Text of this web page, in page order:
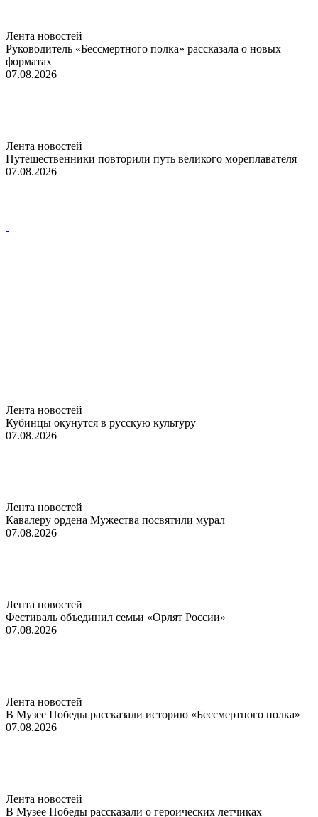
Лента новостей
Руководитель «Бессмертного полка» рассказала о новых
форматах
07.08.2026
Лента новостей
Путешественники повторили путь великого мореплавателя
07.08.2026
Лента новостей
Кубинцы окунутся в русскую культуру
07.08.2026
Лента новостей
Кавалеру ордена Мужества посвятили мурал
07.08.2026
Лента новостей
Фестиваль объединил семьи «Орлят России»
07.08.2026
Лента новостей
В Музее Победы рассказали историю «Бессмертного полка»
07.08.2026
Лента новостей
В Музее Победы рассказали о героических летчиках